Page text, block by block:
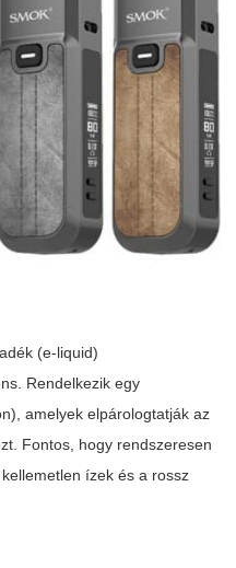
(e-liquid)
Rendelkezik egy
amelyek elpárologtatják az
Fontos, hogy rendszeresen
ízek és a rossz